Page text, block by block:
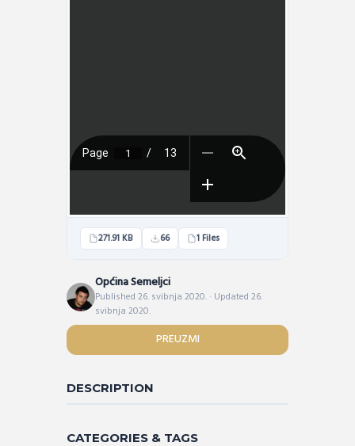
271.91 KB 66 1 Files
Općina Semeljci
Published 26. svibnja 2020. · Updated 26.
svibnja 2020.
PREUZMI
DESCRIPTION
CATEGORIES & TAGS